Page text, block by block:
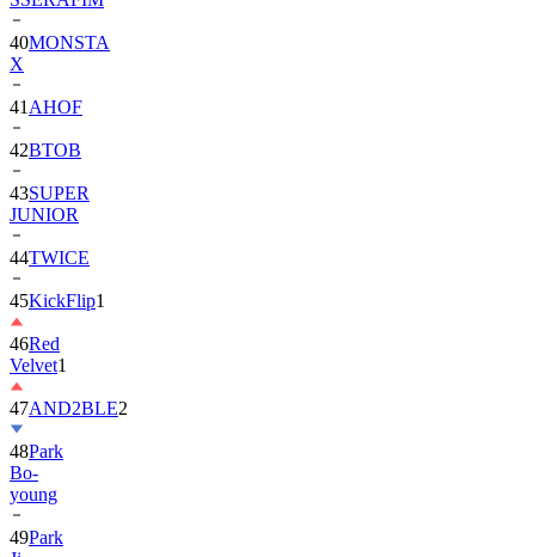
40MONSTA
X
41 AHOF
42BTOB
43SUPER
JUNIOR
44TWICE
45KickFlip1
46Red
Velvet1
47AND2BLE2
48Park
Bo-
young
49Park